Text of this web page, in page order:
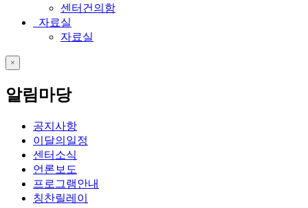
센터건의함
자료실
자료실
close
알림마당
공지사항
이달의일정
센터소식
언론보도
프로그램안내
칭찬릴레이